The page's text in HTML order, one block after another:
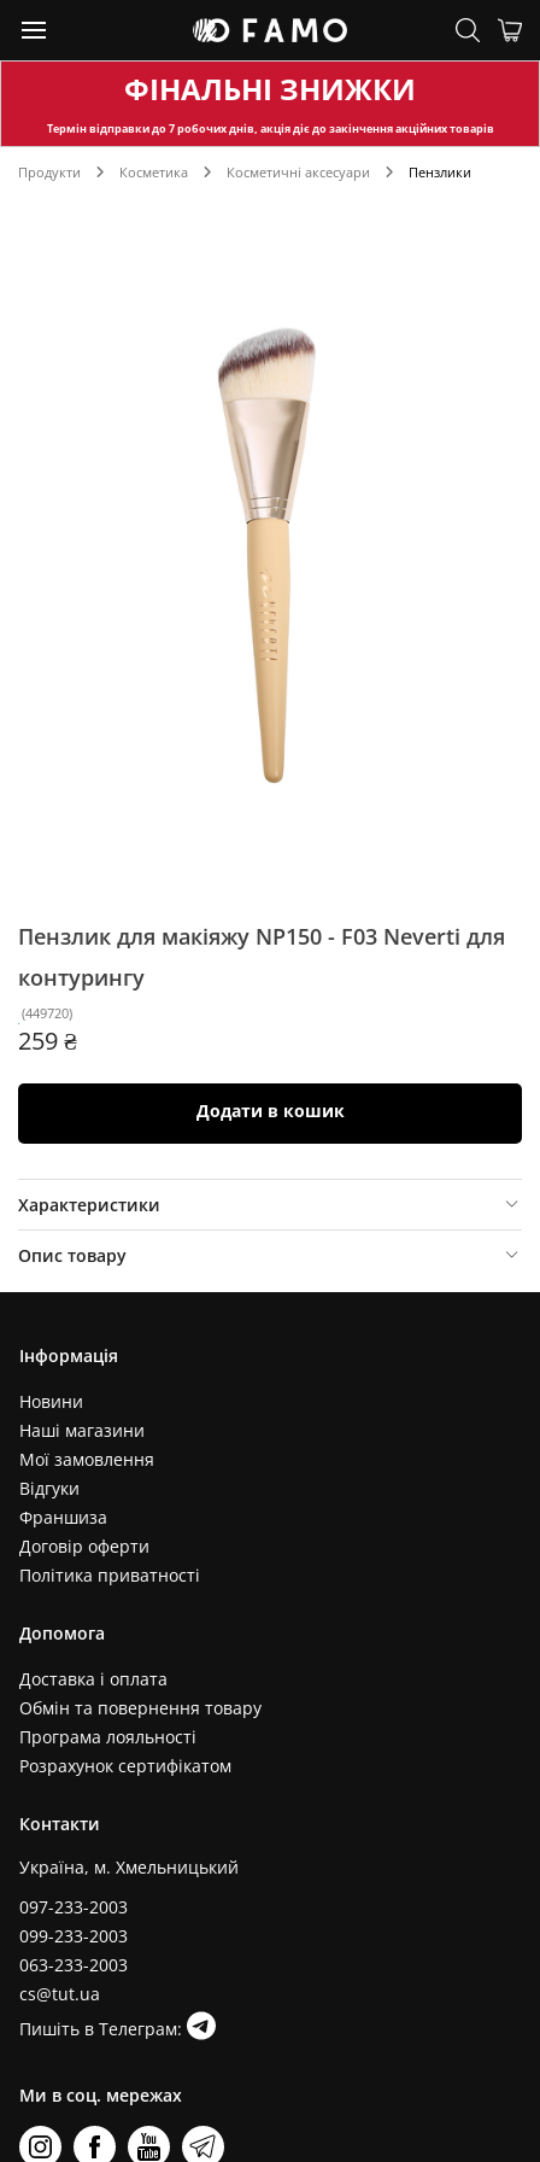
ФІНАЛЬНІ ЗНИЖКИ
Термін відправкидо 7 робочих днів, акція діє до закінчення акційних товарів
Продукти Косметика Косметичні аксесуари Пензлики
Пензлик для макіяжу NP150 - F03 Neverti для
контурингу
(449720)
259 ₴
Додати в кошик
Характеристики
Опис товару
Інформація
Новини
Наші магазини
Мої замовлення
Відгуки
Франшиза
Договір оферти
Політика приватності
Допомога
Доставка і оплата
Обмін та повернення товару
Програма лояльності
Розрахунок сертифікатом
Контакти
Україна, м. Хмельницький
097-233-2003
099-233-2003
063-233-2003
cs@tut.ua
Пишіть в Телеграм:
Ми в соц. мережах